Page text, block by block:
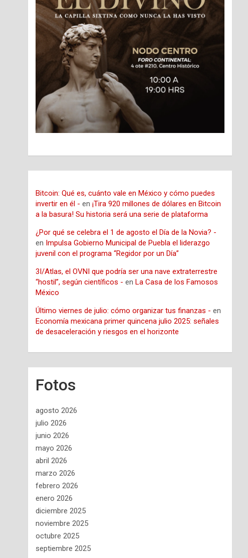
Bitcoin: Qué es, cuánto vale en México y cómo puedes
invertir en él - en¡Tira 920 millones de dólares en Bitcoin
a la basura! Su historia será una serie de plataforma
¿Por qué se celebra el 1 de agosto el Día de la Novia? -
en Impulsa Gobierno Municipal de Puebla el liderazgo
juvenil con el programa “Regidor por un Día”
3I/Atlas, el OVNI que podría ser una nave extraterrestre
“hostil”, según científicos - enLa Casa de los Famosos
México
Último viernes de julio: cómo organizar tus finanzas - en
Economía mexicana primer quincena julio 2025: señales
de desaceleración y riesgos en el horizonte
Fotos
agosto 2026
julio 2026
junio 2026
mayo 2026
abril 2026
marzo 2026
febrero 2026
enero 2026
diciembre 2025
noviembre 2025
octubre 2025
septiembre 2025